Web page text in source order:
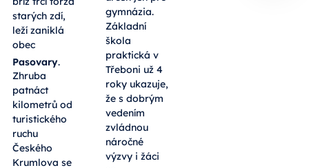
starých zdí,
leží zaniklá
obec
Pasovary.
Zhruba
patnáct
kilometrů od
turistického
ruchu
Českého
Krumlova se
gymnázia.
Základní
škola
praktická v
Třeboni už 4
roky ukazuje,
že s dobrým
vedením
zvládnou
náročné
výzvy i žáci